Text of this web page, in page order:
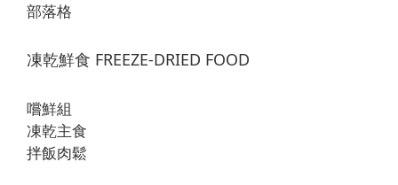
部落格
凍乾鮮食 FREEZE-DRIED FOOD
嚐鮮組
凍乾主食
拌飯肉鬆